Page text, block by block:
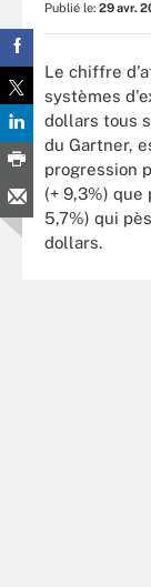
Publié le: 29 avr.
Le chiffre
systèmes
dollars tous
du Gartner,
progression
(+ 9,3%)
5,7%) qui
dollars.